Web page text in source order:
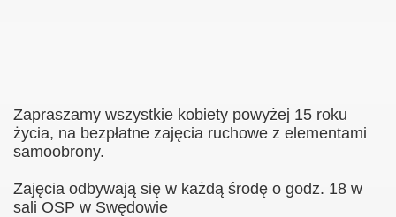
Zapraszamy wszystkie kobiety powyżej 15 roku
życia, na bezpłatne zajęcia ruchowe z elementami
samoobrony.
Zajęcia odbywają się w każdą środę o godz. 18 w
sali OSP w Swędowie